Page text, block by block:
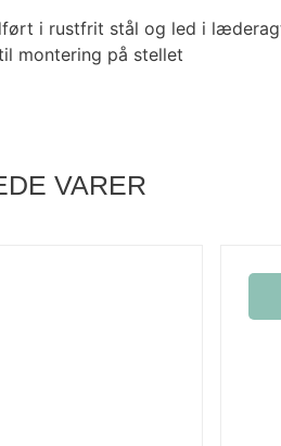
i rustfrit stål og led i
montering på stellet
VARER